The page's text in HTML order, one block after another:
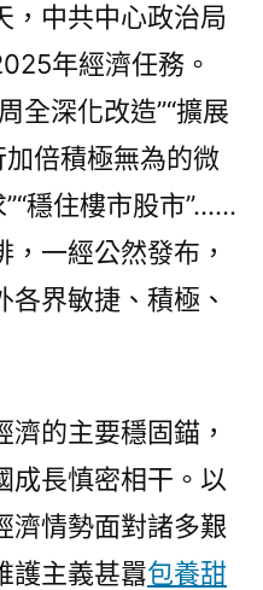
，中共中心政治局
年經濟任務。
周全深化改造”“擴展
加倍積極無為的微
穩住樓市股市”……
一經公然發布，
界敏捷、積極、
濟的主要穩固錨，
成長慎密相干。以
濟情勢面對諸多艱
護主義甚囂包養甜